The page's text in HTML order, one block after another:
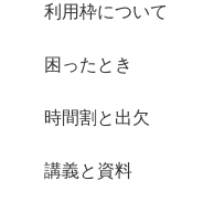
利用枠について
困ったとき
時間割と出欠
講義と資料